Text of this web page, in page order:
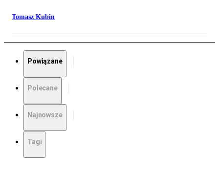
Tomasz Kubin
Powiązane
Polecane
Najnowsze
Tagi